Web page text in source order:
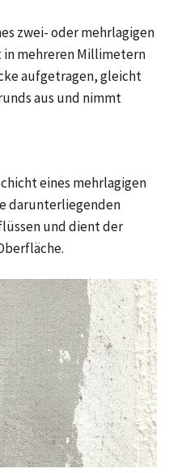
zwei- oder mehrlagigen
in mehreren Millimetern
aufgetragen, gleicht
aus und nimmt
eines mehrlagigen
darunterliegenden
und dient der